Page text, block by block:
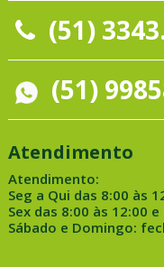
(51)
(51)
Atendimento
Atendimento:
Seg a Qui das 8:00 às
Sex das 8:00 às 12:00
Sábado e Domingo: